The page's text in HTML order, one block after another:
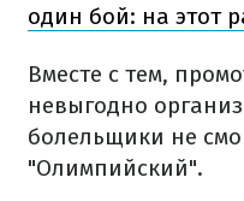
один бой: на этот
Вместе с тем,
невыгодно
болельщики не
"Олимпийский".